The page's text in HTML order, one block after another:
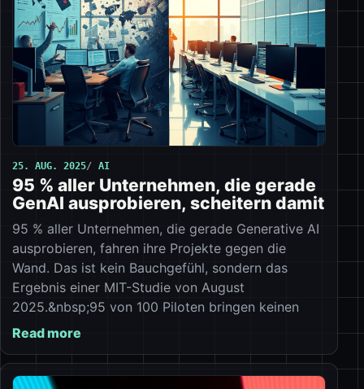
25. AUG. 2025 AI
95 % aller Unternehmen, die gerade
GenAI ausprobieren, scheitern damit
95 % aller Unternehmen, die gerade Generative AI
ausprobieren, fahren ihre Projekte gegen die
Wand. Das ist kein Bauchgefühl, sondern das
Ergebnis einer MIT-Studie von August
2025.&nbsp;95 von 100 Piloten bringen keinen
Read more